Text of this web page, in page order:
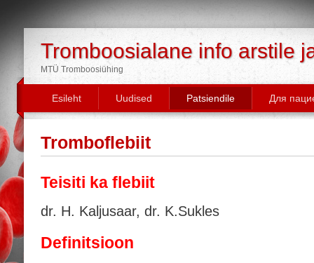
Tromboosialane info arstile
MTÜ Tromboosiühing
Esileht Uudised Patsiendile Для
Tromboflebiit
Teisiti ka flebiit
dr. H. Kaljusaar, dr. K.Sukles
Definitsioon